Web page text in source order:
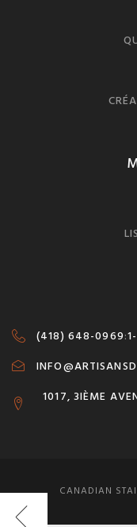
(418) 648-0969:
1017, 3IÈME
CANADIAN